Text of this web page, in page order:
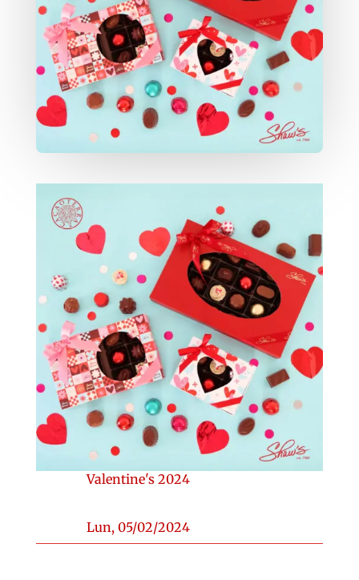
Valentine's 2024
Lun, 05/02/2024